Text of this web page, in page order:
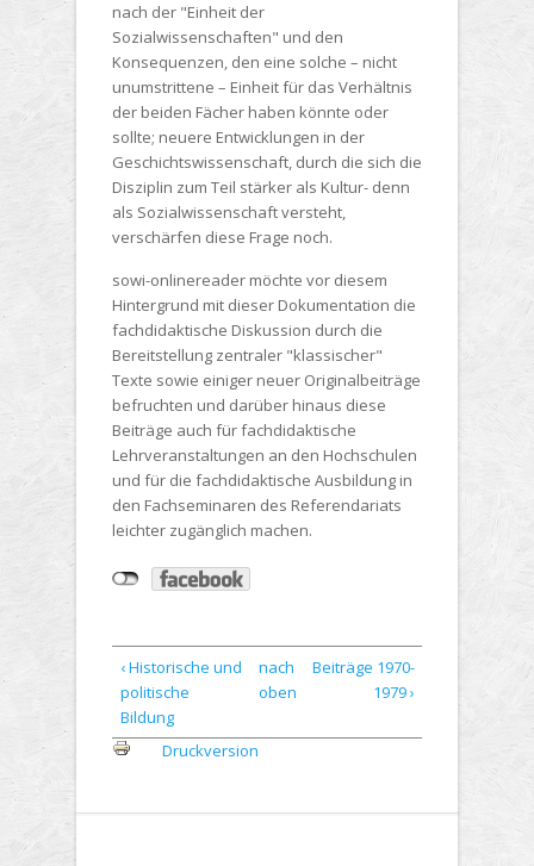
nach der "Einheit der
Sozialwissenschaften" und den
Konsequenzen, den eine solche – nicht
unumstrittene – Einheit für das Verhältnis
der beiden Fächer haben könnte oder
sollte; neuere Entwicklungen in der
Geschichtswissenschaft, durch die sich die
Disziplin zum Teil stärker als Kultur- denn
als Sozialwissenschaft versteht,
verschärfen diese Frage noch.
sowi-onlinereader möchte vor diesem
Hintergrund mit dieser Dokumentation die
fachdidaktische Diskussion durch die
Bereitstellung zentraler "klassischer"
Texte sowie einiger neuer Originalbeiträge
befruchten und darüber hinaus diese
Beiträge auch für fachdidaktische
Lehrveranstaltungen an den Hochschulen
und für die fachdidaktische Ausbildung in
den Fachseminaren des Referendariats
leichter zugänglich machen.
‹ Historische und
politische
Bildung
nach
oben
Beiträge 1970-
1979 ›
Druckversion